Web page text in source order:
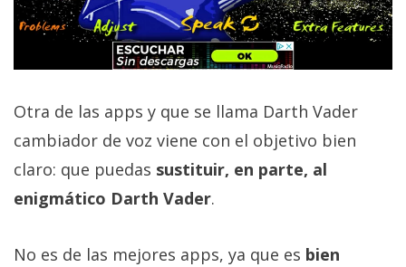
Otra de las apps y que se llama Darth Vader
cambiador de voz viene con el objetivo bien
claro: que puedas sustituir, en parte, al
enigmático Darth Vader.
No es de las mejores apps, ya que es bien